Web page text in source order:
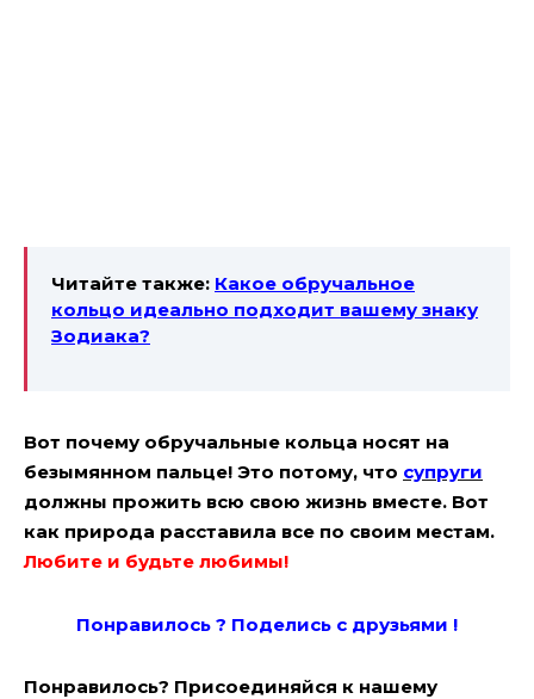
Читайте также: Какое обручальное
кольцо идеально подходит вашему знаку
Зодиака?
Вот почему обручальные кольца носят на
безымянном пальце! Это потому, что супруги
должны прожить всю свою жизнь вместе. Вот
как природа расставила все по своим местам.
Любите и будьте любимы!
Понравилось ? Поделись с друзьями !
Понравилось? Присоединяйся к нашему